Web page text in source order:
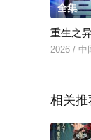
全集
重生之
2026 / 中
相关推